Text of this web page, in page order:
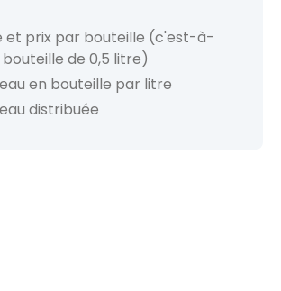
et prix par bouteille (c'est-à-
de 0,5 litre)
en bouteille par litre
distribuée